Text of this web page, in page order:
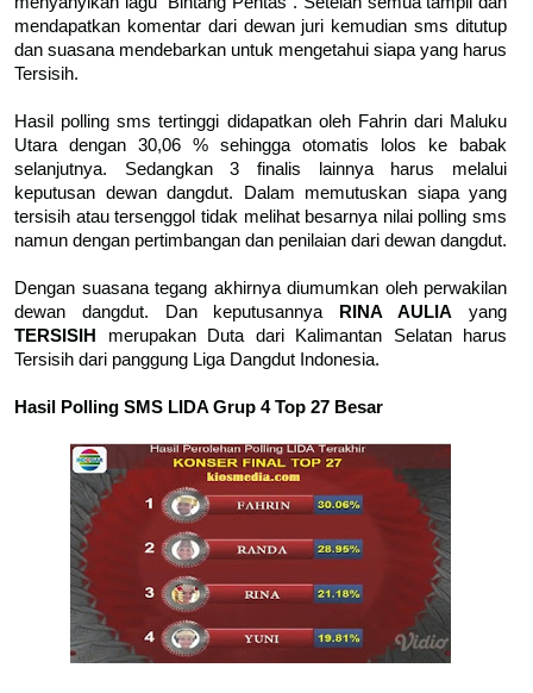
mendapatkan komentar dari dewan juri kemudian sms ditutup
dan suasana mendebarkan untuk mengetahui siapa yang harus
Tersisih.
Hasil polling sms tertinggi didapatkan oleh Fahrin dari Maluku
Utara dengan 30,06 % sehingga otomatis lolos ke babak
selanjutnya. Sedangkan 3 finalis lainnya harus melalui
keputusan dewan dangdut. Dalam memutuskan siapa yang
tersisih atau tersenggol tidak melihat besarnya nilai polling sms
namun dengan pertimbangan dan penilaian dari dewan dangdut.
Dengan suasana tegang akhirnya diumumkan oleh perwakilan
dewan dangdut. Dan keputusannya RINA AULIA yang
TERSISIH merupakan Duta dari Kalimantan Selatan harus
Tersisih dari panggung Liga Dangdut Indonesia.
Hasil Polling SMS LIDA Grup 4 Top 27 Besar